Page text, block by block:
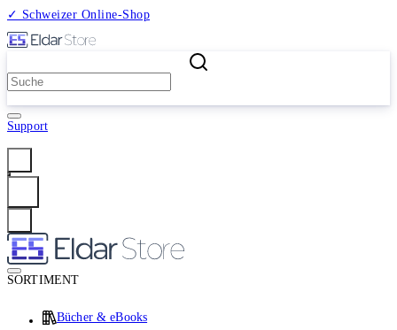
✓ Schweizer Online-Shop
Support
SORTIMENT
Bücher & eBooks